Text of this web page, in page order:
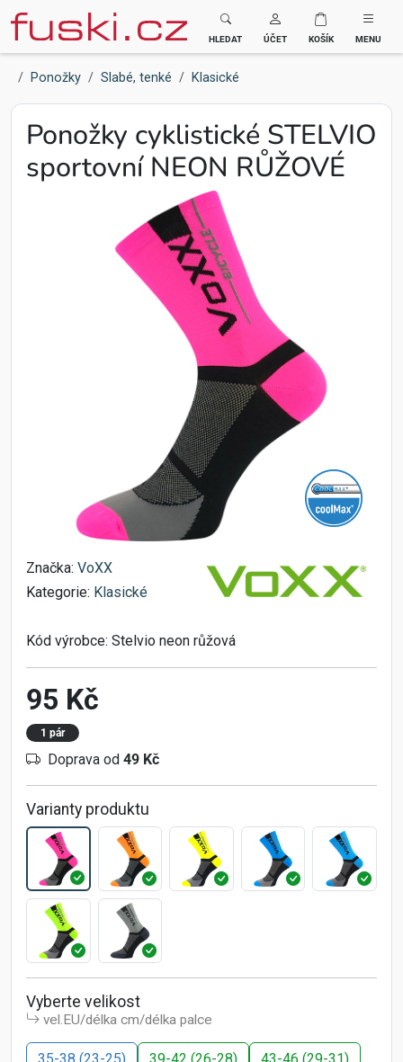
Fuski BOMA
HLEDAT ÚČET KOŠÍK MENU
Ponožky Slabé, tenké Klasické
Ponožky cyklistické STELVIO
sportovní NEON RŮŽOVÉ
Značka: VoXX
Kategorie: Klasické
Kód výrobce: Stelvio neon růžová
95 Kč
1 pár
Doprava od 49 Kč
Varianty produktu
Vyberte velikost
vel.EU/délka cm/délka palce
35-38 (23-25) 39-42 (26-28) 43-46 (29-31)